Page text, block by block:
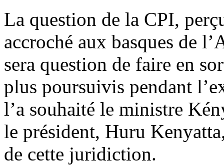
La question de la CPI,
accroché aux basques de
sera question de faire en
plus poursuivis pendant
l’a souhaité le ministre
le président, Huru
de cette juridiction.